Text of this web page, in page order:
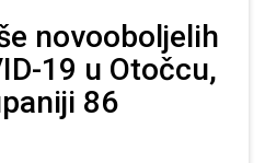
novooboljelih
19 u Otočcu,
86